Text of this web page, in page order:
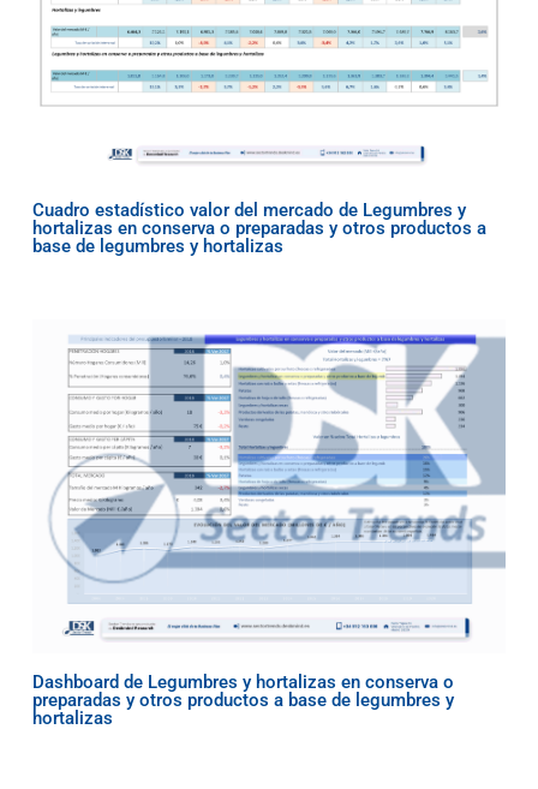
Cuadro estadístico valor del mercado de Legumbres y
hortalizas en conserva o preparadas y otros productos a
base de legumbres y hortalizas
Dashboard de Legumbres y hortalizas en conserva o
preparadas y otros productos a base de legumbres y
hortalizas